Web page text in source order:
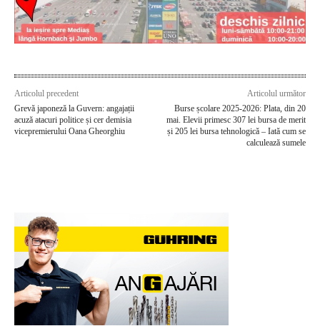
Articolul precedent
Grevă japoneză la Guvern: angajații
acuză atacuri politice și cer demisia
vicepremierului Oana Gheorghiu
Articolul următor
Burse școlare 2025-2026: Plata, din 20
mai. Elevii primesc 307 lei bursa de merit
și 205 lei bursa tehnologică – Iată cum se
calculează sumele